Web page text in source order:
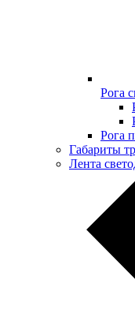
Рога
Рога
Габариты
Лента